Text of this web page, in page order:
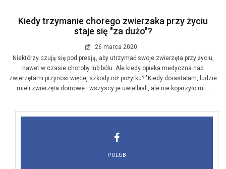
Kiedy trzymanie chorego zwierzaka przy życiu
staje się "za dużo"?
26 marca 2020
Niektórzy czują się pod presją, aby utrzymać swoje zwierzęta przy życiu,
nawet w czasie choroby lub bólu. Ale kiedy opieka medyczna nad
zwierzętami przynosi więcej szkody niż pożytku? "Kiedy dorastałam, ludzie
mieli zwierzęta domowe i wszyscy je uwielbiali, ale nie kojarzyło mi...
POLUB